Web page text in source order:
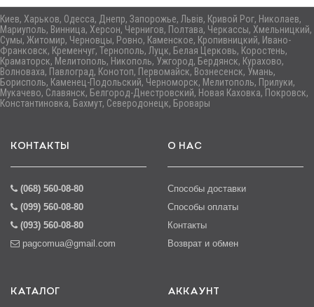
Киев, Харьков, Одесса, Днепр, Запорожье, Львів, Кривой Рог, Николаев,
Мариуполь, Винница, Херсон, Чернигов, Полтава, Черкассы, Хмельницкий,
Сумы, Житомир, Черновцы, Ровно, Каменское, Кропивницкий, Ивано-
Франковск, Кременчуг, Тернополь, Луцк, Белая Церковь, Коростень,
Краматорск, Мелитополь, Никополь, Ужгород, Бердянск, Курахово,
Волноваха, Павлоград, Конотоп, Первомайск, Вознесенск, Умань,
Борисполь, Каменец-Подольский, Черноморск, Мелитополь, Прилуки,
Мукачево, Славянск, Белгород-Днестровский, Новая Каховка, Покровск,
Константиновка, Бахмут, Северодонецк, Бровары
КОНТАКТЫ
(068) 560-08-80
(099) 560-08-80
(093) 560-08-80
pagcomua@gmail.com
О НАС
Способы доставки
Способы оплаты
Контакты
Возврат и обмен
КАТАЛОГ АККАУНТ